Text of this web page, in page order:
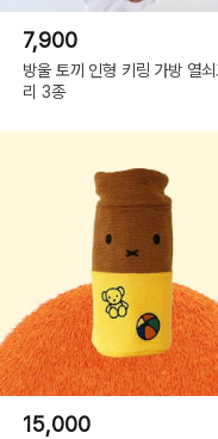
7,900
방울 토끼 인형 키링 가방 열
리 3종
15,000